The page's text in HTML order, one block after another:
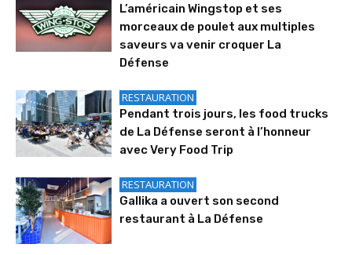
L’américain Wingstop et ses
morceaux de poulet aux multiples
saveurs va venir croquer La
Défense
RESTAURATION
Pendant trois jours, les food trucks
de La Défense seront à l’honneur
avec Very Food Trip
RESTAURATION
Gallika a ouvert son second
restaurant à La Défense